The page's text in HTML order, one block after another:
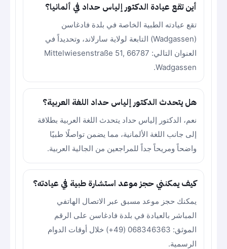
أين تقع عيادة الدكتور إلياس حداد في ألمانيا؟
تقع عيادته الطبية الخاصة في بلدة فادغاسن
(Wadgassen) التابعة لولاية سارلاند، وتحديداً في
العنوان التالي: Mittelwiesenstraße 51, 66787
Wadgassen.
هل يتحدث الدكتور إلياس حداد اللغة العربية؟
نعم، الدكتور إلياس حداد يتحدث اللغة العربية بطلاقة
إلى جانب اللغة الألمانية، مما يضمن تواصلًا طبيًا
واضحاً ومريحاً جداً للمراجعين من الجالية العربية.
كيف يمكنني حجز موعد استشارة طبية في عيادته؟
يمكنك حجز موعد مسبق عبر الاتصال الهاتفي
المباشر بالعيادة في بلدة فادغاسن على الرقم
الموثق: 068346363 (49+) خلال أوقات الدوام
الرسمية.